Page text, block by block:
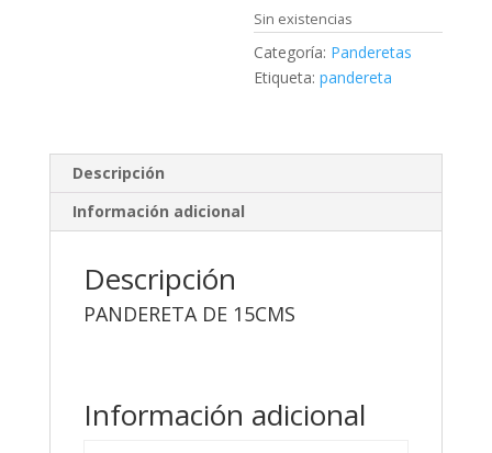
Sin existencias
Categoría: Panderetas
Etiqueta:pandereta
Descripción
Información adicional
Descripción
PANDERETA DE 15CMS
Información adicional